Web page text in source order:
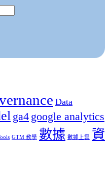
Data
ga4 google analytics
GTM 教學 數據 數據上雲 資